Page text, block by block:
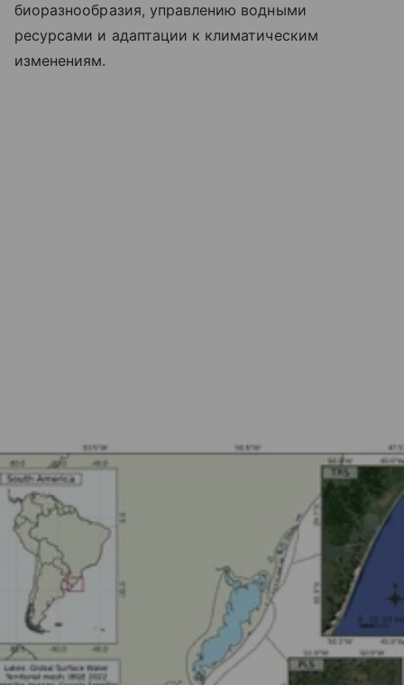
биоразнообразия, управлению водными
ресурсами и адаптации к климатическим
изменениям.